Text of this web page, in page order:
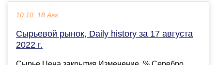
10:10, 18 Авг
Сырьевой рынок, Daily history за 17 августа
2022 г.